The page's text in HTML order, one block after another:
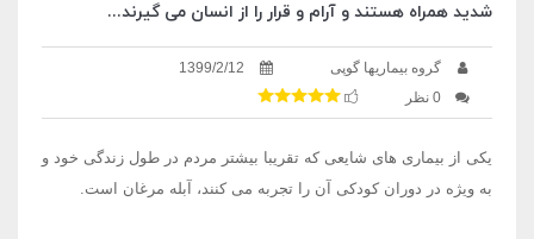
شدید همراه هستند و آرام و قرار را از انسان می گیرند...
گروه بیماریها گوپی
1399/2/12
0 نظر
یکی از بیماری های شایعی که تقریبا بیشتر مردم در طول زندگی خود و
به ویژه در دوران کودکی آن را تجربه می کنند، آبله مرغان است.